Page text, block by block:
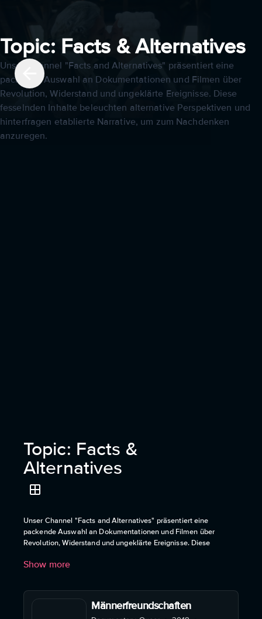
Topic: Facts & Alternatives
Unser Channel "Facts and Alternatives" präsentiert eine
packende Auswahl an Dokumentationen und Filmen über
Revolution, Widerstand und ungeklärte Ereignisse. Diese
fesselnden Inhalte beleuchten alternative Perspektiven und
hinterfragen etablierte Narrative, um zum Nachdenken
anzuregen.
Topic: Facts &
Alternatives
Unser Channel "Facts and Alternatives" präsentiert eine
packende Auswahl an Dokumentationen und Filmen über
Revolution, Widerstand und ungeklärte Ereignisse. Diese
hinterfragen etablierte Narrative, um zum Nachdenken
Show more
Männerfreundschaften